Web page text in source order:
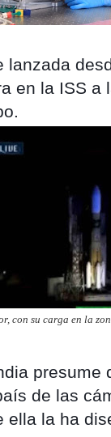
lanzada
en la ISS
con su carga en la
presume
de las
ella la ha